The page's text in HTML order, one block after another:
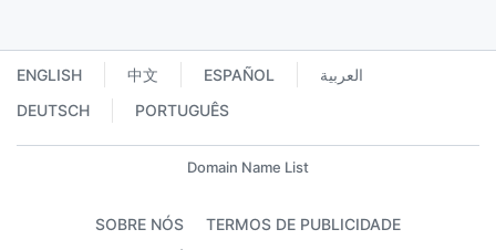
ENGLISH 中文 ESPAÑOL
العربية
DEUTSCH
PORTUGUÊS
Domain Name List
SOBRE NÓS
TERMOS DE PUBLICIDADE